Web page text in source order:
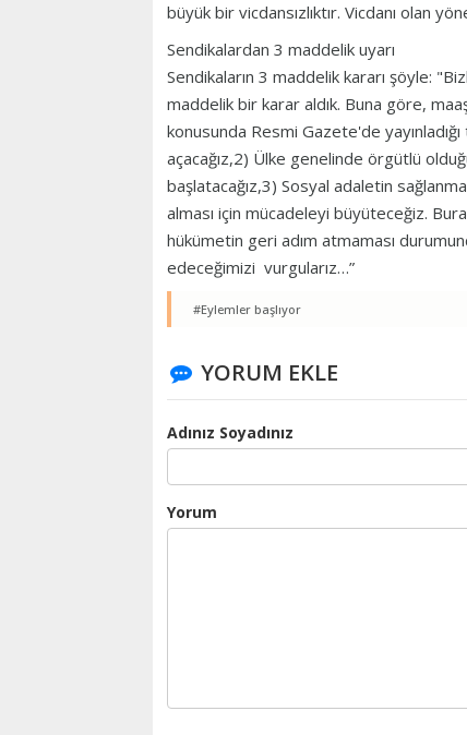
büyük bir vicdansızlıktır. Vicdanı olan
Sendikalardan 3 maddelik uyarı
Sendikaların 3 maddelik kararı şöyle:
maddelik bir karar aldık. Buna göre,
konusunda Resmi Gazete'de
açacağız,2) Ülke genelinde örgütlü
başlatacağız,3) Sosyal adaletin
alması için mücadeleyi büyüteceğiz.
hükümetin geri adım atmaması
edeceğimizi vurgularız…”
#Eylemler başlıyor
YORUM EKLE
Adınız Soyadınız
Yorum